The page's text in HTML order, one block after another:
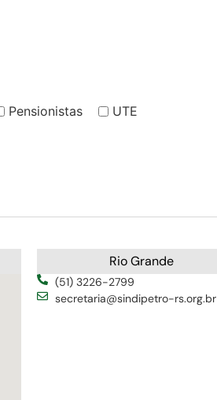
Pensionistas
UTE
Rio Grande
(51) 3226-2799
secretaria@sindipetro-rs.org.br